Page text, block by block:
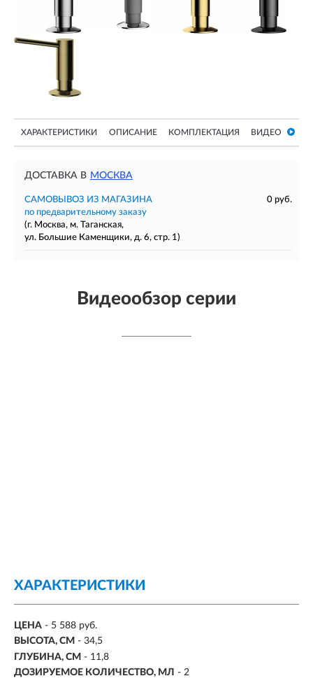
ХАРАКТЕРИСТИКИ ОПИСАНИЕ КОМПЛЕКТАЦИЯ ВИДЕО
ДОСТАВКА В МОСКВА
САМОВЫВОЗ ИЗ МАГАЗИНА
0 руб.
по предварительному заказу
(г. Москва, м. Таганская,
ул. Большие Каменщики, д. 6, стр. 1)
Видеообзор серии
ХАРАКТЕРИСТИКИ
ЦЕНА - 5 588 руб.
ВЫСОТА, СМ - 34,5
ГЛУБИНА, СМ - 11,8
ДОЗИРУЕМОЕ КОЛИЧЕСТВО, МЛ - 2